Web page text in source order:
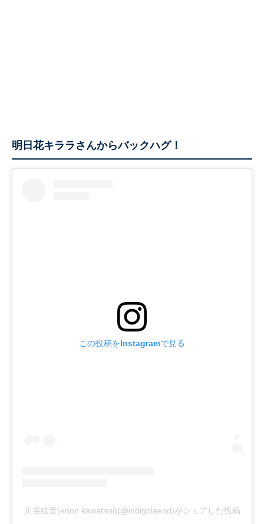
明日花キララさんからバックハグ！
この投稿をInstagramで見る
川谷絵音(enon kawatani)(@indigolaend)がシェアした投稿